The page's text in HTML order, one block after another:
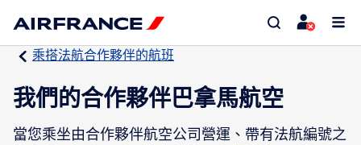
乘搭法航合作夥伴的航班
我們的合作夥伴巴拿馬航空
當您乘坐由合作夥伴航空公司營運、帶有法航編號之